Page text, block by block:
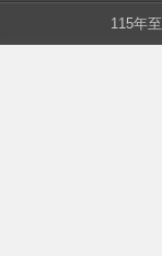
115年